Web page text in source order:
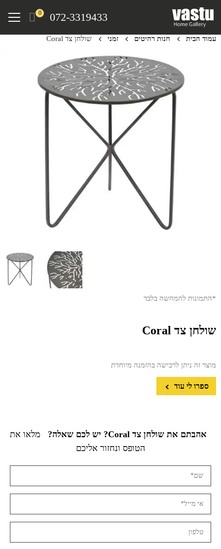
072-3319433
0
Menu
עמוד הבית חנות רהיטים זמני שולחן צד Coral
*התמונות להמחשה בלבד
שולחן צד Coral
מוצר זה ניתן לרכישה בהזמנה מיוחדת
ספרו לי עוד
אהבתם את שולחן צד Coral? יש לכם שאלה?
מלאו את
הטופס ונחזור אליכם